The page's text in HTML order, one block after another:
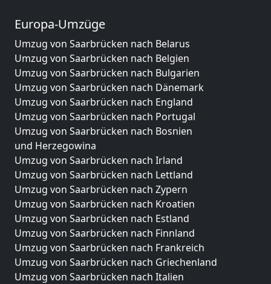
Europa-Umzüge
Umzug von Saarbrücken nach Belarus
Umzug von Saarbrücken nach Belgien
Umzug von Saarbrücken nach Bulgarien
Umzug von Saarbrücken nach Dänemark
Umzug von Saarbrücken nach England
Umzug von Saarbrücken nach Portugal
Umzug von Saarbrücken nach Bosnien
und Herzegowina
Umzug von Saarbrücken nach Irland
Umzug von Saarbrücken nach Lettland
Umzug von Saarbrücken nach Zypern
Umzug von Saarbrücken nach Kroatien
Umzug von Saarbrücken nach Estland
Umzug von Saarbrücken nach Finnland
Umzug von Saarbrücken nach Frankreich
Umzug von Saarbrücken nach Griechenland
Umzug von Saarbrücken nach Italien